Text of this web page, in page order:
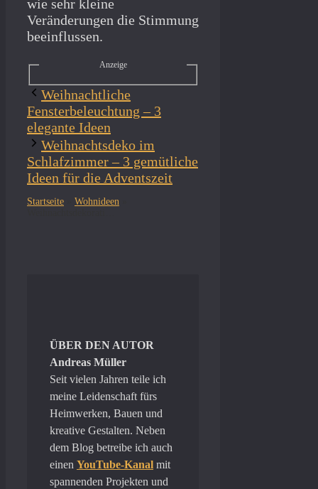
wie sehr kleine
Veränderungen die Stimmung
beeinflussen.
Anzeige
Weihnachtliche
Fensterbeleuchtung – 3
elegante Ideen
Weihnachtsdeko im
Schlafzimmer – 3 gemütliche
Ideen für die Adventszeit
Startseite Wohnideen
ÜBER DEN AUTOR
Andreas Müller
Seit vielen Jahren teile ich
meine Leidenschaft fürs
Heimwerken, Bauen und
kreative Gestalten. Neben
dem Blog betreibe ich auch
einen YouTube-Kanal mit
spannenden Projekten und